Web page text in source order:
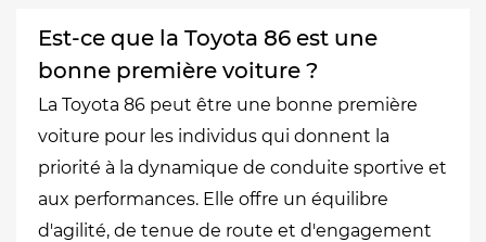
Est-ce que la Toyota 86 est une
bonne première voiture ?
La Toyota 86 peut être une bonne première
voiture pour les individus qui donnent la
priorité à la dynamique de conduite sportive et
aux performances. Elle offre un équilibre
d'agilité, de tenue de route et d'engagement